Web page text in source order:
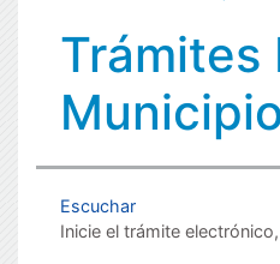
Trámites
Escuchar
Inicie el trámite